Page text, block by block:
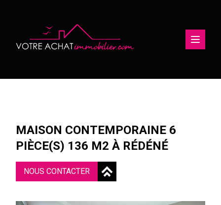
MAISON CONTEMPORAINE 6
PIÈCE(S) 136 M2 À RÉDÉNÉ
NOUS CONTACTER